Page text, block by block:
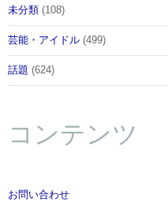
未分類 (108)
芸能・アイドル (499)
話題 (624)
コンテンツ
お問い合わせ